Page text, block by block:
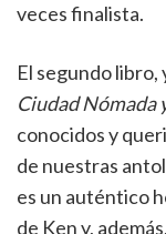
veces finalista.
El segundo
Ciudad Nómada
conocidos y
de nuestras
es un auténtico
de Ken y,